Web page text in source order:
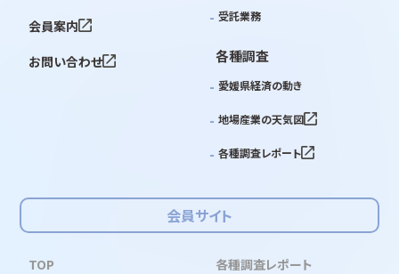
会員案内
お問い合わせ
受託業務
各種調査
愛媛県経済の動き
地場産業の天気図
各種調査レポート
会員サイト
TOP 各種調査レポート